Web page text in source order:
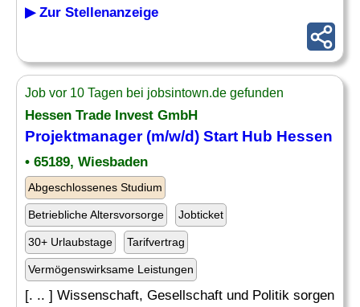
▶ Zur Stellenanzeige
Job vor 10 Tagen bei jobsintown.de gefunden
Hessen Trade Invest GmbH
Projektmanager (m/w/d) Start Hub Hessen
• 65189, Wiesbaden
Abgeschlossenes Studium
Betriebliche Altersvorsorge Jobticket
30+ Urlaubstage Tarifvertrag
Vermögenswirksame Leistungen
[. .. ] Wissenschaft, Gesellschaft und Politik sorgen